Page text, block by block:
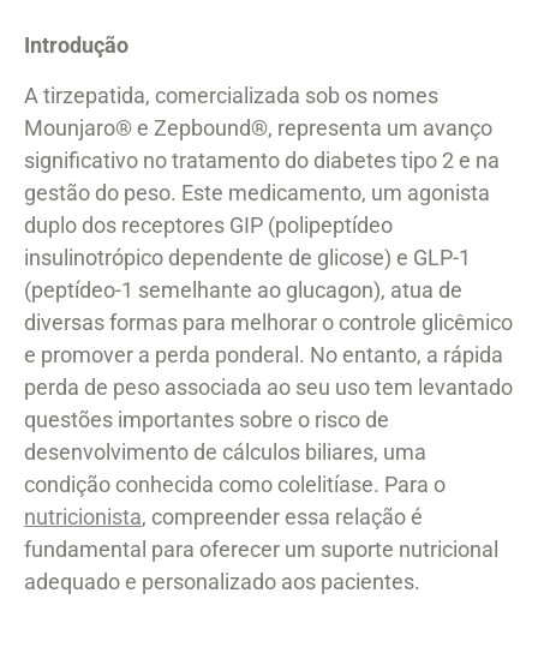
Introdução
A tirzepatida, comercializada sob os nomes
Mounjaro® e Zepbound®, representa um avanço
significativo no tratamento do diabetes tipo 2 e na
gestão do peso. Este medicamento, um agonista
duplo dos receptores GIP (polipeptídeo
insulinotrópico dependente de glicose) e GLP-1
(peptídeo-1 semelhante ao glucagon), atua de
diversas formas para melhorar o controle glicêmico
e promover a perda ponderal. No entanto, a rápida
perda de peso associada ao seu uso tem levantado
questões importantes sobre o risco de
desenvolvimento de cálculos biliares, uma
condição conhecida como colelitíase. Para o
nutricionista, compreender essa relação é
fundamental para oferecer um suporte nutricional
adequado e personalizado aos pacientes.